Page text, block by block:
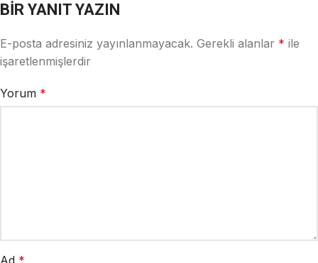
BIR YANIT YAZIN
E-posta adresiniz yayınlanmayacak. Gerekli alanlar * ile
işaretlenmişlerdir
Yorum *